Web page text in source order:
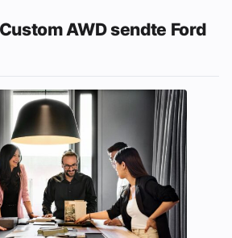
AWD sendte Ford